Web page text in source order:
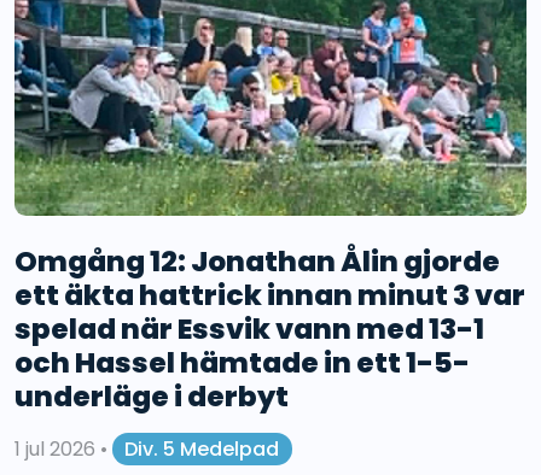
Omgång 12: Jonathan Ålin gjorde
ett äkta hattrick innan minut 3 var
spelad när Essvik vann med 13-1
och Hassel hämtade in ett 1-5-
underläge i derbyt
1 jul 2026 •
Div. 5 Medelpad